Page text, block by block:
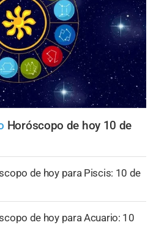
Horóscopo de hoy 10 de
de hoy para Piscis: 10 de
de hoy para Acuario: 10